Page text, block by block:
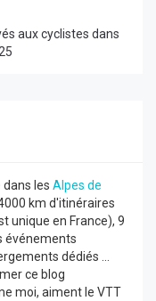
aux cyclistes dans
dans les Alpes de
km d'itinéraires
unique en France), 9
événements
dédiés ...
ce blog
moi, aiment le VTT